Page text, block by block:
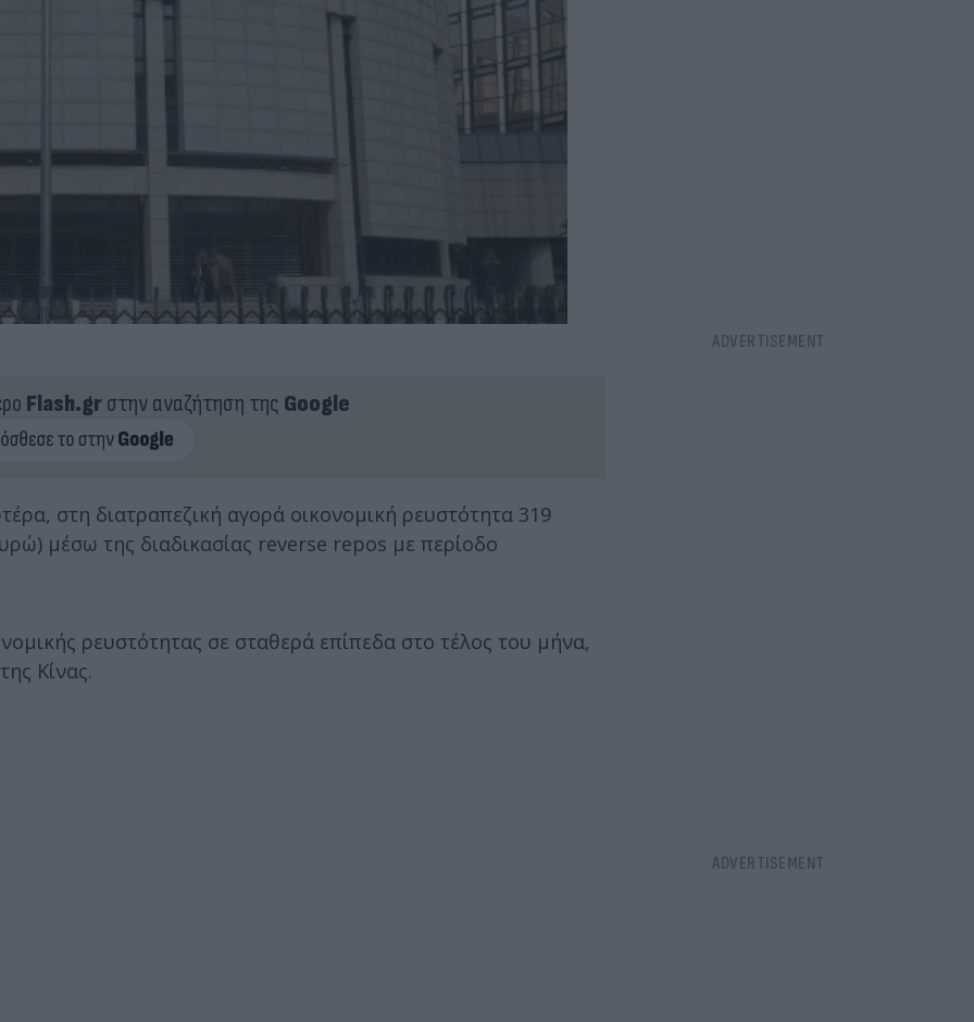
Flash.grστην αναζήτηση της Google
στη διατραπεζική αγορά οικονομική ρευστότητα 319
μέσω της διαδικασίας reverse repos με περίοδο
ρευστότητας σε σταθερά επίπεδα στο τέλος του μήνα,
Κίνας.